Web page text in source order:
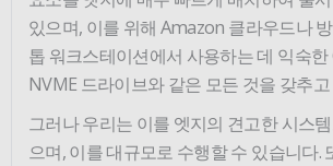
있으며, 이를 위해 Amazon 클라우드나
톱 워크스테이션에서 사용하는 데 익숙한
NVME 드라이브와 같은 모든 것을 갖추
그러나 우리는 이를 엣지의 견고한 시스
으며, 이를 대규모로 수행할 수 있습니다.